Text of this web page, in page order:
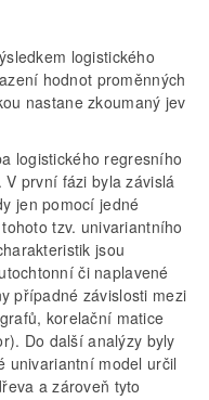
logistického
hodnot proměnných
nastane zkoumaný jev
logistického regresního
první fázi byla závislá
jen pomocí jedné
tzv. univariantního
jsou
či naplavené
případné závislosti mezi
korelační matice
Do další analýzy byly
univariantní model určil
a zároveň tyto